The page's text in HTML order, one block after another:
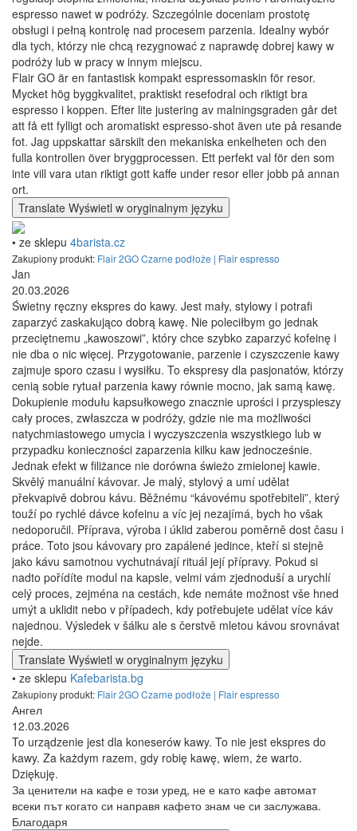
espresso nawet w podróży. Szczególnie doceniam prostotę
obsługi i pełną kontrolę nad procesem parzenia. Idealny wybór
dla tych, którzy nie chcą rezygnować z naprawdę dobrej kawy w
podróży lub w pracy w innym miejscu.
Flair GO är en fantastisk kompakt espressomaskin för resor.
Mycket hög byggkvalitet, praktiskt resefodral och riktigt bra
espresso i koppen. Efter lite justering av malningsgraden går det
att få ett fylligt och aromatiskt espresso-shot även ute på resande
fot. Jag uppskattar särskilt den mekaniska enkelheten och den
fulla kontrollen över bryggprocessen. Ett perfekt val för den som
inte vill vara utan riktigt gott kaffe under resor eller jobb på annan
ort.
Translate Wyświetl w oryginalnym języku
• ze sklepu 4barista.cz
Zakupiony produkt: Flair 2GO Czarne podłoże | Flair espresso
Jan
20.03.2026
Świetny ręczny ekspres do kawy. Jest mały, stylowy i potrafi
zaparzyć zaskakująco dobrą kawę. Nie poleciłbym go jednak
przeciętnemu „kawoszowi”, który chce szybko zaparzyć kofeinę i
nie dba o nic więcej. Przygotowanie, parzenie i czyszczenie kawy
zajmuje sporo czasu i wysiłku. To ekspresy dla pasjonatów, którzy
cenią sobie rytuał parzenia kawy równie mocno, jak samą kawę.
Dokupienie modułu kapsułkowego znacznie uprości i przyspieszy
cały proces, zwłaszcza w podróży, gdzie nie ma możliwości
natychmiastowego umycia i wyczyszczenia wszystkiego lub w
przypadku konieczności zaparzenia kilku kaw jednocześnie.
Jednak efekt w filiżance nie dorówna świeżo zmielonej kawie.
Skvělý manuální kávovar. Je malý, stylový a umí udělat
překvapivě dobrou kávu. Běžnému “kávovému spotřebiteli”, který
touží po rychlé dávce kofeinu a víc jej nezajímá, bych ho však
nedoporučil. Příprava, výroba i úklid zaberou poměrně dost času i
práce. Toto jsou kávovary pro zapálené jedince, kteří si stejně
jako kávu samotnou vychutnávají rituál její přípravy. Pokud si
nadto pořídíte modul na kapsle, velmi vám zjednoduší a urychlí
celý proces, zejména na cestách, kde nemáte možnost vše hned
umýt a uklidit nebo v případech, kdy potřebujete udělat více káv
najednou. Výsledek v šálku ale s čerstvě mletou kávou srovnávat
nejde.
Translate Wyświetl w oryginalnym języku
• ze sklepu Kafebarista.bg
Zakupiony produkt: Flair 2GO Czarne podłoże | Flair espresso
Ангел
12.03.2026
To urządzenie jest dla koneserów kawy. To nie jest ekspres do
kawy. Za każdym razem, gdy robię kawę, wiem, że warto.
Dziękuję.
За ценители на кафе е този уред, не е като кафе автомат
всеки път когато си направя кафето знам че си заслужава.
Благодаря